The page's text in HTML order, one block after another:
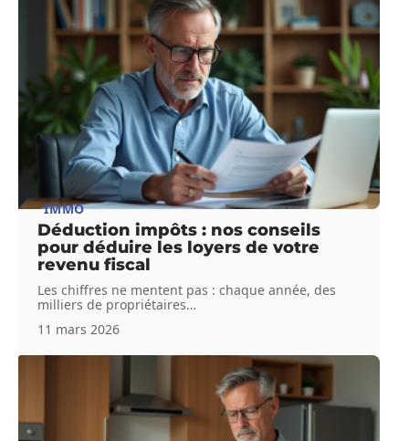
IMMO
Déduction impôts : nos conseils
pour déduire les loyers de votre
revenu fiscal
Les chiffres ne mentent pas : chaque année, des
milliers de propriétaires…
11 mars 2026